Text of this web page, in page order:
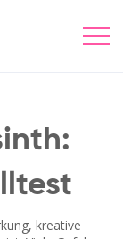
kreative